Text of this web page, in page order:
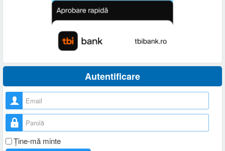
Autentificare
Nume utilizator
Parolă
Ţine-mă minte